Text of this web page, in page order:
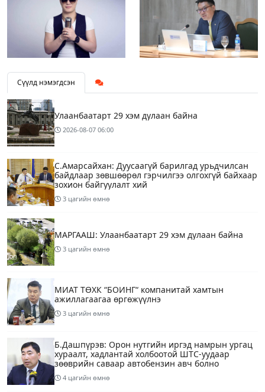
Сүүлд нэмэгдсэн
Улаанбаатарт 29 хэм дулаан байна
2026-08-07 06:00
С.Амарсайхан: Дуусаагүй барилгад урьдчилсан
байдлаар зөвшөөрөл гэрчилгээ олгохгүй байхаар
зохион байгуулалт хий
3 цагийн өмнө
МАРГААШ: Улаанбаатарт 29 хэм дулаан байна
3 цагийн өмнө
МИАТ ТӨХК “БОИНГ“ компанитай хамтын
ажиллагаагаа өргөжүүлнэ
3 цагийн өмнө
Б.Дашпүрэв: Орон нутгийн иргэд намрын ургац
хураалт, хадлантай холбоотой ШТС-уудаар
зөөврийн саваар автобензин авч болно
4 цагийн өмнө